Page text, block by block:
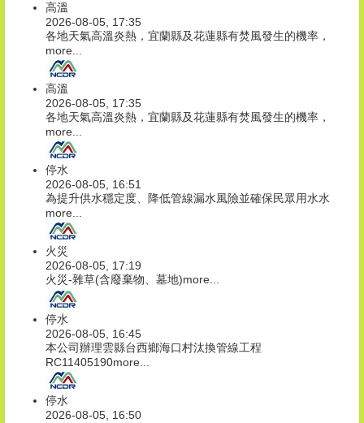
高溫
2026-08-05, 17:35
各地天氣高溫炎熱，宜蘭縣及花蓮縣有焚風發生的機率，
more...
高溫
2026-08-05, 17:35
各地天氣高溫炎熱，宜蘭縣及花蓮縣有焚風發生的機率，
more...
停水
2026-08-05, 16:51
為提升供水穩定度、降低管線漏水風險並確保民眾用水水
more...
火災
2026-08-05, 17:19
火災-雜草(含廢棄物、墓地)more...
停水
2026-08-05, 16:45
本公司辦理雲縣台西鄉海口村汰換管線工程
RC11405190more...
停水
2026-08-05, 16:50